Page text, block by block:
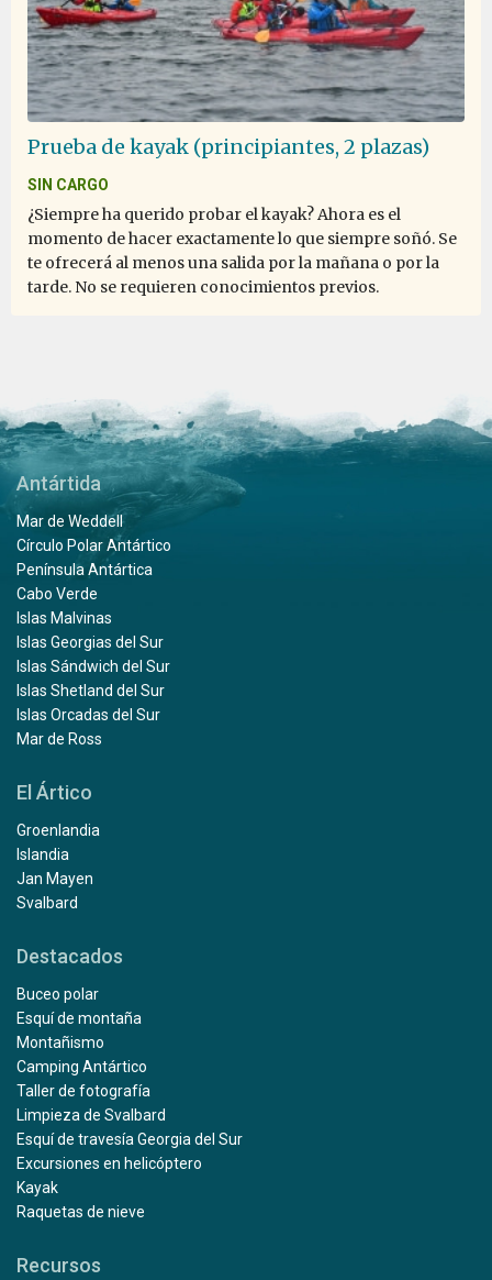
One of the Lifetime experience
expedition team really go way beyond, very passionate
about their job. The activities very well organized. Even
the lecture was very informative. I definitely will join
this expedition again in future.
Prueba de kayak (principiantes, 2 plazas)
SIN CARGO
¿Siempre ha querido probar el kayak? Ahora es el
momento de hacer exactamente lo que siempre soñó. Se
te ofrecerá al menos una salida por la mañana o por la
tarde. No se requieren conocimientos previos.
Antártida
Mar de Weddell
Círculo Polar Antártico
Península Antártica
Cabo Verde
Islas Malvinas
Islas Georgias del Sur
Islas Sándwich del Sur
Islas Shetland del Sur
Islas Orcadas del Sur
Mar de Ross
El Ártico
Groenlandia
Islandia
Jan Mayen
Svalbard
Destacados
Buceo polar
Esquí de montaña
Montañismo
Camping Antártico
Taller de fotografía
Limpieza de Svalbard
Esquí de travesía Georgia del Sur
Excursiones en helicóptero
Kayak
Raquetas de nieve
Recursos